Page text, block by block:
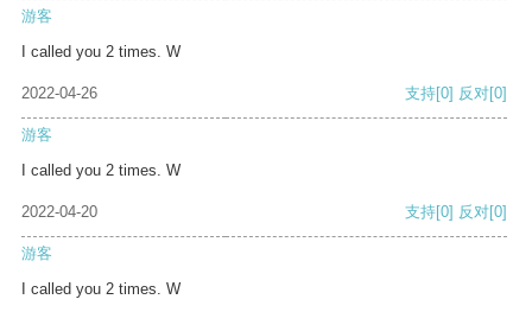
游客
I called you 2 times. W
2022-04-26 支持[0] 反对[0]
游客
I called you 2 times. W
2022-04-20 支持[0] 反对[0]
游客
I called you 2 times. W